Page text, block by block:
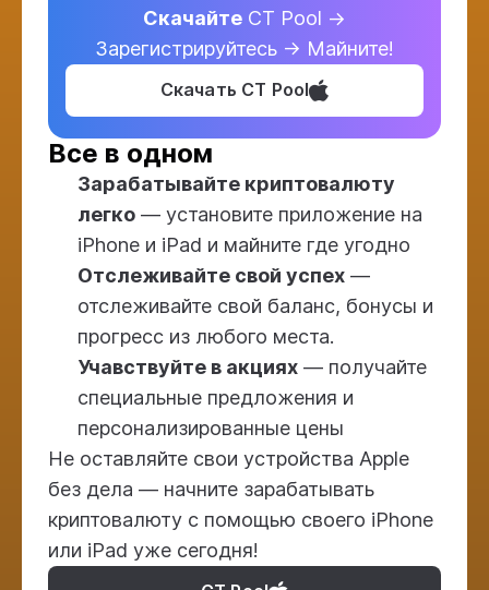
Скачайте CT Pool →
Зарегистрируйтесь → Майните!
Скачать CT Pool
Все в одном
Зарабатывайте криптовалюту
легко — установите приложение на
iPhone и iPad и майните где угодно
Отслеживайте свой успех —
отслеживайте свой баланс, бонусы и
прогресс из любого места.
Учавствуйте в акциях — получайте
специальные предложения и
персонализированные цены
Не оставляйте свои устройства Apple
без дела — начните зарабатывать
криптовалюту с помощью своего iPhone
или iPad уже сегодня!